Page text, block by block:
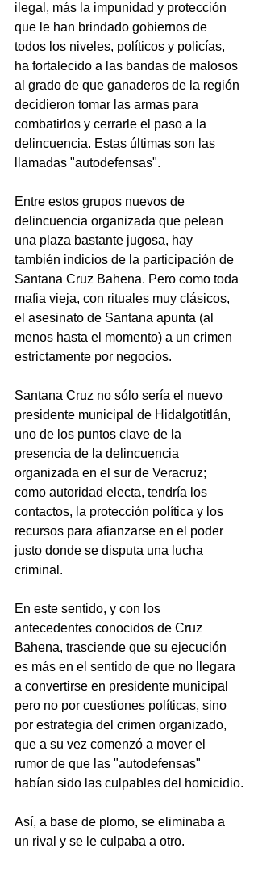
ilegal, más la impunidad y protección
que le han brindado gobiernos de
todos los niveles, políticos y policías,
ha fortalecido a las bandas de malosos
al grado de que ganaderos de la región
decidieron tomar las armas para
combatirlos y cerrarle el paso a la
delincuencia. Estas últimas son las
llamadas "autodefensas".
Entre estos grupos nuevos de
delincuencia organizada que pelean
una plaza bastante jugosa, hay
también indicios de la participación de
Santana Cruz Bahena. Pero como toda
mafia vieja, con rituales muy clásicos,
el asesinato de Santana apunta (al
menos hasta el momento) a un crimen
estrictamente por negocios.
Santana Cruz no sólo sería el nuevo
presidente municipal de Hidalgotitlán,
uno de los puntos clave de la
presencia de la delincuencia
organizada en el sur de Veracruz;
como autoridad electa, tendría los
contactos, la protección política y los
recursos para afianzarse en el poder
justo donde se disputa una lucha
criminal.
En este sentido, y con los
antecedentes conocidos de Cruz
Bahena, trasciende que su ejecución
es más en el sentido de que no llegara
a convertirse en presidente municipal
pero no por cuestiones políticas, sino
por estrategia del crimen organizado,
que a su vez comenzó a mover el
rumor de que las "autodefensas"
habían sido las culpables del homicidio.
Así, a base de plomo, se eliminaba a
un rival y se le culpaba a otro.